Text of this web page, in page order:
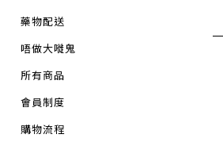
藥物配送
唔做大嘥鬼
所有商品
會員制度
購物流程